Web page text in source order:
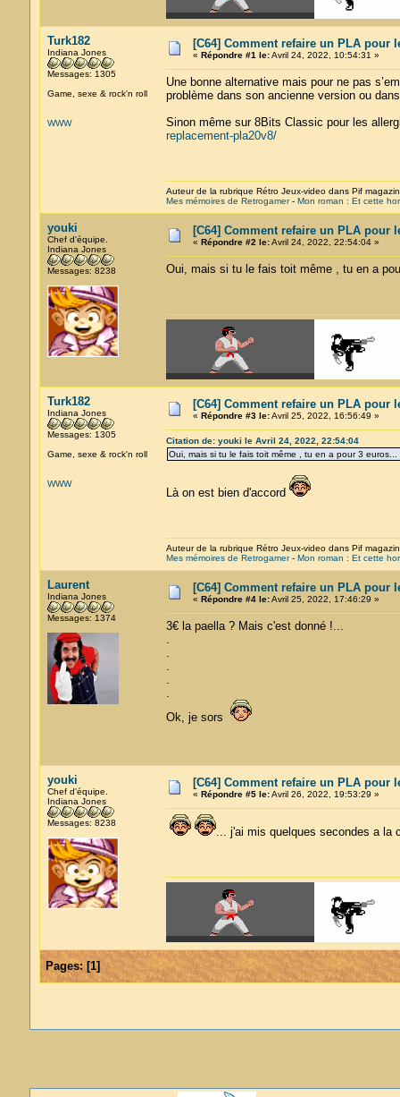
Turk182
Indiana Jones
Messages: 1305
Game, sexe & rock'n roll
WWW
[C64] Comment refaire un PLA pour
« Répondre #1 le:Avril 24, 2022, 10:54:31 »
Une bonne alternative mais pour ne pas
problème dans son ancienne version ou
Sinon même sur 8Bits Classic pour les
replacement-pla20v8/
Auteur de la rubrique Rétro Jeux-video dans Pif
Mes mémoires de Retrogamer- Mon roman : Et cette
youki
Chef d'équipe.
Indiana Jones
Messages: 8238
[C64] Comment refaire un PLA pour
« Répondre #2 le:Avril 24, 2022, 22:54:04 »
Oui, mais si tu le fais toit même , tu en a
Turk182
Indiana Jones
Messages: 1305
Game, sexe & rock'n roll
WWW
[C64] Comment refaire un PLA pour
« Répondre #3 le:Avril 25, 2022, 16:56:49 »
Citation de: youki le Avril 24, 2022, 22:54:04
Oui, mais si tu le fais toit même , tu en a pour 3
Là on est bien d'accord
Auteur de la rubrique Rétro Jeux-video dans Pif
Mes mémoires de Retrogamer- Mon roman : Et cette
Laurent
Indiana Jones
Messages: 1374
[C64] Comment refaire un PLA pour
« Répondre #4 le:Avril 25, 2022, 17:46:29 »
3€ la paella ? Mais c'est donné !...
.
.
.
.
.
Ok, je sors
youki
Chef d'équipe.
Indiana Jones
Messages: 8238
[C64] Comment refaire un PLA pour
« Répondre #5 le:Avril 26, 2022, 19:53:29 »
... j'ai mis quelques secondes a la
Pages:[1]